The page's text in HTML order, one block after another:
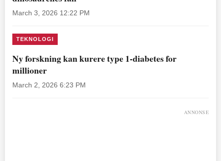
March 3, 2026 12:22 PM
TEKNOLOGI
Ny forskning kan kurere type 1-diabetes for
millioner
March 2, 2026 6:23 PM
ANNONSE